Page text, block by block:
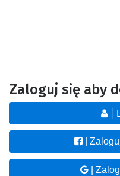
Zaloguj się aby
|
|
|